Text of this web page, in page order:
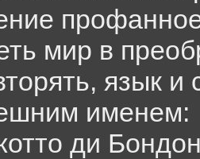
мир в
язык и
именем:
ди